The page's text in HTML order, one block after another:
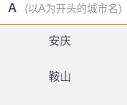
A (以A为开头的城市名)
安庆
鞍山